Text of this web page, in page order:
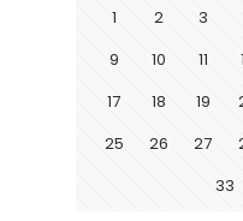
1 2 3
9
10 11
17
18 19
25
26 27
33